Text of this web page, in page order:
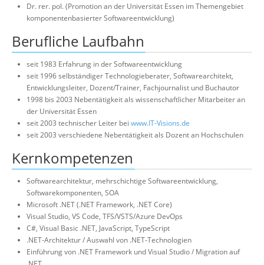
Über uns
Dr. rer. pol. (Promotion an der Universität Essen im Themengebiet
komponentenbasierter Softwareentwicklung)
Berufliche Laufbahn
seit 1983 Erfahrung in der Softwareentwicklung
seit 1996 selbständiger Technologieberater, Softwarearchitekt,
Entwicklungsleiter, Dozent/Trainer, Fachjournalist und Buchautor
1998 bis 2003 Nebentätigkeit als wissenschaftlicher Mitarbeiter an
der Universität Essen
seit 2003 technischer Leiter bei www.IT-Visions.de
seit 2003 verschiedene Nebentätigkeit als Dozent an Hochschulen
Kernkompetenzen
Softwarearchitektur, mehrschichtige Softwareentwicklung,
Softwarekomponenten, SOA
Microsoft .NET (.NET Framework, .NET Core)
Visual Studio, VS Code, TFS/VSTS/Azure DevOps
C#, Visual Basic .NET, JavaScript, TypeScript
.NET-Architektur / Auswahl von .NET-Technologien
Einführung von .NET Framework und Visual Studio / Migration auf